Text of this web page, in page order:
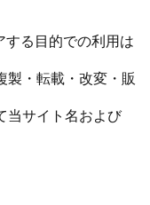
する目的での利用は
製・転載・改変・販
当サイト名および